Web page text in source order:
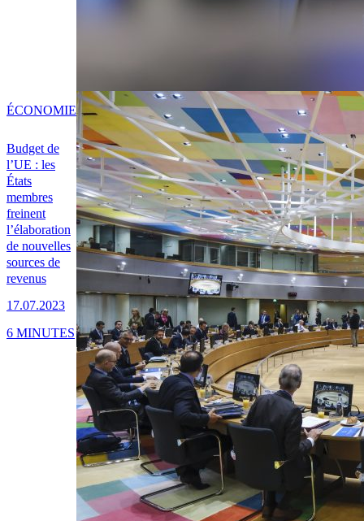
Budget de
l’UE : les
États
membres
freinent
l’élaboration
de nouvelles
sources de
revenus
17.07.2023
ÉCONOMIE
6 MINUTES